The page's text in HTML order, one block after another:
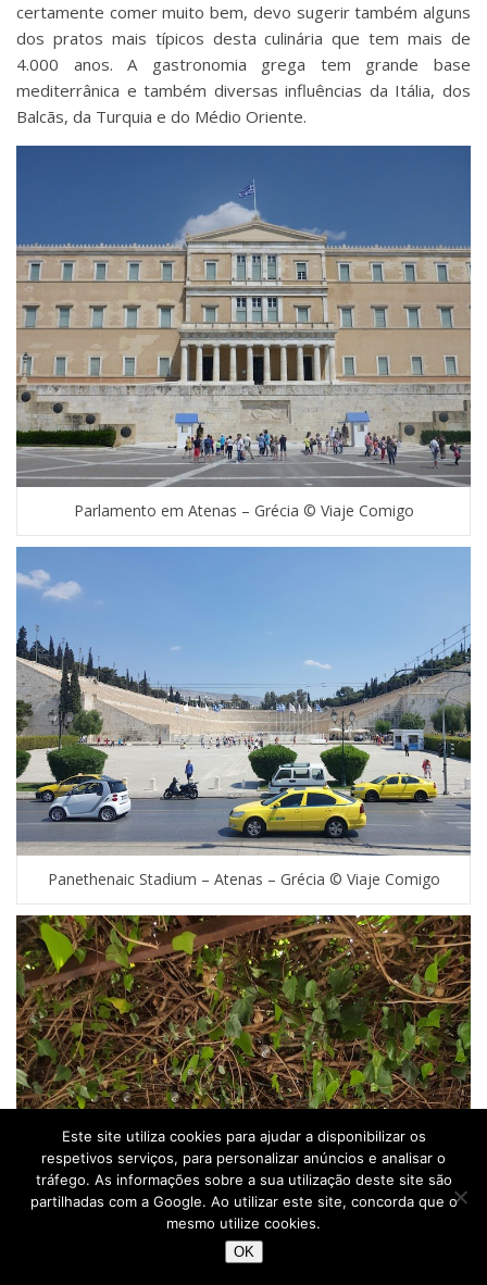
certamente comer muito bem, devo sugerir também alguns
dos pratos mais típicos desta culinária que tem mais de
4.000 anos. A gastronomia grega tem grande base
mediterrânica e também diversas influências da Itália, dos
Balcãs, da Turquia e do Médio Oriente.
Parlamento em Atenas – Grécia © Viaje Comigo
Panethenaic Stadium – Atenas – Grécia © Viaje Comigo
Este site utiliza cookies para ajudar a disponibilizar os
respetivos serviços, para personalizar anúncios e analisar o
tráfego. As informações sobre a sua utilização deste site são
partilhadas com a Google. Ao utilizar este site, concorda que o
mesmo utilize cookies.
OK